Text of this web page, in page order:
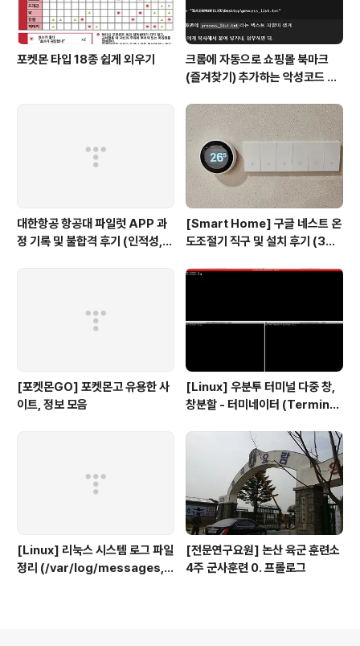
포켓몬 타입 18종 쉽게 외우기
크롬에 자동으로 쇼핑몰 북마크
(즐겨찾기) 추가하는 악성코드 삭
servicepack)
대한항공 항공대 파일럿 APP 과
정 기록 및 불합격 후기 (인적성,
[Smart Home] 구글 네스트 온
도조절기 직구 및 설치 후기 (3세
[포켓몬GO] 포켓몬고 유용한 사
이트, 정보 모음
[Linux] 우분투 터미널 다중 창,
창분할 - 터미네이터 (Terminat
[Linux] 리눅스 시스템 로그 파일
정리 (/var/log/messages, s
[전문연구요원] 논산 육군 훈련소
4주 군사훈련 0. 프롤로그